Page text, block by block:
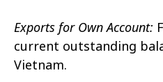
Exports for Own Account:
current outstanding
Vietnam.